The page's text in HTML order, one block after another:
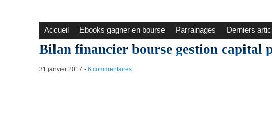
Accueil Ebooks gagner en bourse Parrainages Derniers
Bilan financier bourse gestion capital
31 janvier 2017 - 6 commentaires